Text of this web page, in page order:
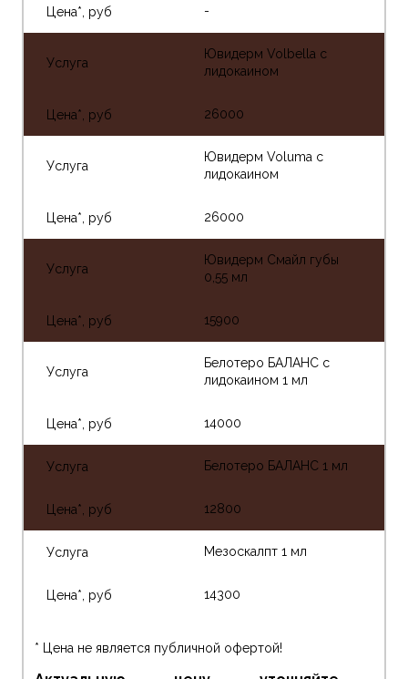
-
Ювидерм Volbella с
лидокаином
26000
Ювидерм Voluma с
лидокаином
26000
Ювидерм Смайл губы
0,55 мл
15900
Белотеро БАЛАНС с
лидокаином 1 мл
14000
Белотеро БАЛАНС 1 мл
12800
Мезоскалпт 1 мл
14300
* Цена не является публичной офертой!